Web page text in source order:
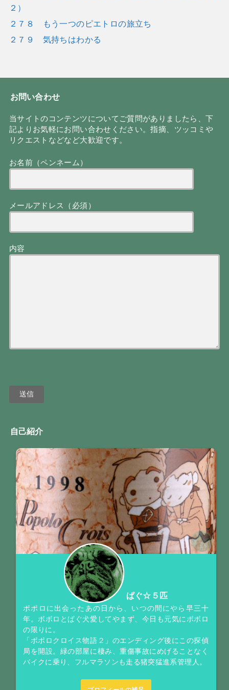
２）
２７８ もう一つのピエトロの旅立ち
２７９ 気持ちはわかる
お問い合わせ
当サイトのコンテンツについてご質問がありましたら、下
記よりお気軽にお問い合わせください。指摘、ツッコミや
リクエストなどなど大歓迎です。
お名前（ペンネーム）
メールアドレス（必須）
内容
自己紹介
ぱぐ☆５匹
ポポロに出会ったあの日から、いつの間にやら早三十
年。ポポロとぱぐ犬愛してやまず、今日も元気にポポロ
の限りに。
「ポポロクロイス物語２」のエンディング後にこの探偵
局を開設。緑の部屋に棲み、重傷事故にめげることなく
バイクに乗り、フルマラソンも走る猪突猛進系管理人。